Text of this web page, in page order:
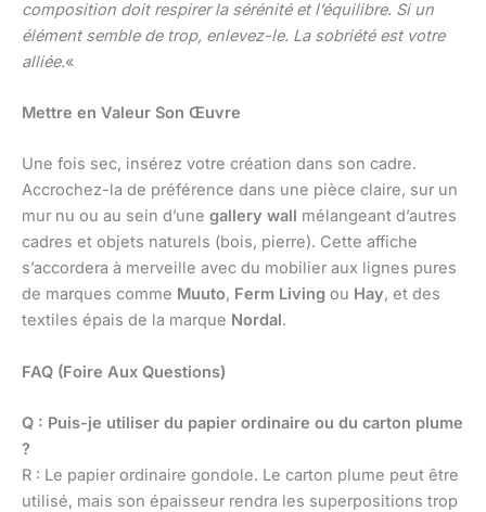
composition doit respirer la sérénité et l’équilibre. Si un
élément semble de trop, enlevez-le. La sobriété est votre
alliée.«
Mettre en Valeur Son Œuvre
Une fois sec, insérez votre création dans son cadre.
Accrochez-la de préférence dans une pièce claire, sur un
mur nu ou au sein d’une gallery wall mélangeant d’autres
cadres et objets naturels (bois, pierre). Cette affiche
s’accordera à merveille avec du mobilier aux lignes pures
de marques comme Muuto, Ferm Living ou Hay, et des
textiles épais de la marque Nordal.
FAQ (Foire Aux Questions)
Q : Puis-je utiliser du papier ordinaire ou du carton plume
?
R : Le papier ordinaire gondole. Le carton plume peut être
utilisé, mais son épaisseur rendra les superpositions trop